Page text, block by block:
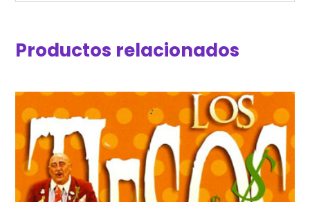
Productos relacionados